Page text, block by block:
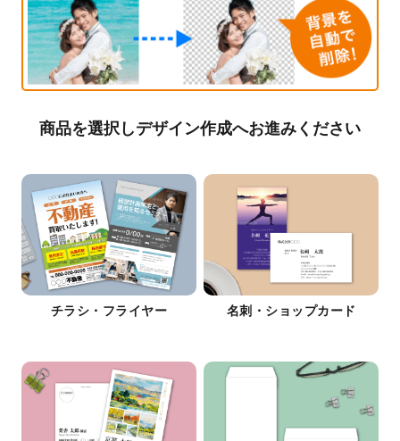
商品を選択しデザイン作成へお進みください
チラシ・フライヤー 名刺・ショップカード